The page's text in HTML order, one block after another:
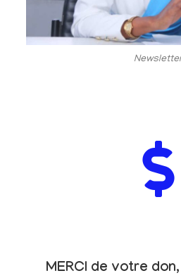
MERCI de votre